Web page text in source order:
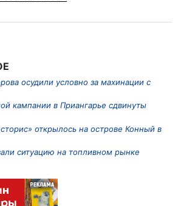
осудили условно за махинации с
кампании в Приангарье сдвинуты
открылось на острове Конный в
ситуацию на топливном рынке